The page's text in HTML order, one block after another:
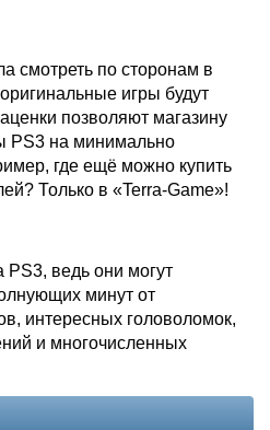
смотреть по сторонам в
игры будут
позволяют магазину
PS3 на минимально
где ещё можно купить
Только в «Terra-Game»!
PS3, ведь они могут
минут от
интересных головоломок,
и многочисленных